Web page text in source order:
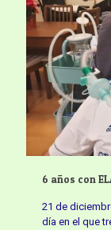
6 años con
21 de
día en el que